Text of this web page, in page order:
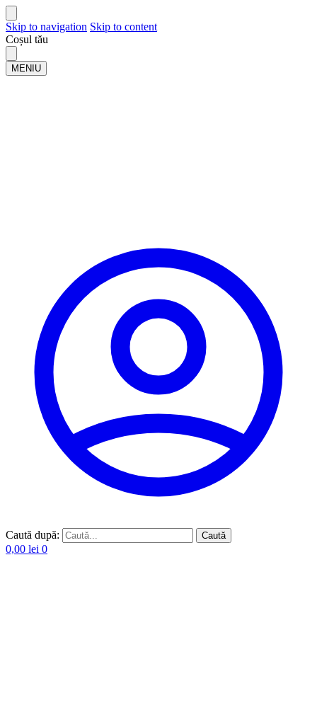
Skip to navigation Skip to content
Coșul tău
MENIU
Caută după: Caută
0,00 lei 0